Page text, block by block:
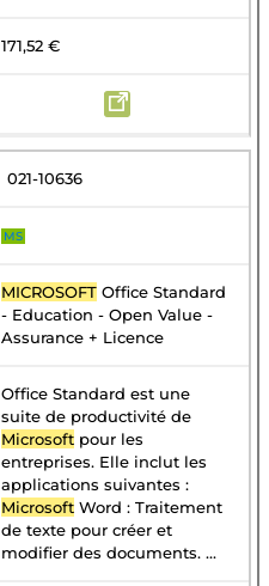
171,52 €
021-10636
MS
MICROSOFT Office Standard
- Education - Open Value -
Assurance + Licence
Office Standard est une
suite de productivité de
Microsoft pour les
entreprises. Elle inclut les
applications suivantes :
Microsoft Word : Traitement
de texte pour créer et
modifier des documents. ...